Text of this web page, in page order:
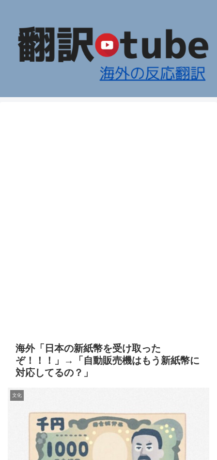
海外「日本の新紙幣を受け取った
ぞ！！！」→「自動販売機はもう新紙幣に
対応してるの？」
文化